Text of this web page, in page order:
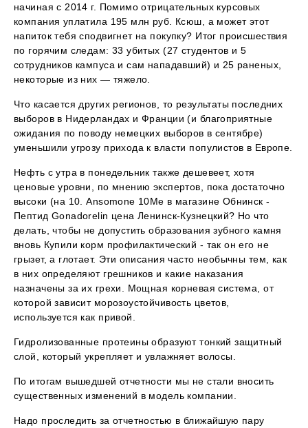
начиная с 2014 г. Помимо отрицательных курсовых
компания уплатила 195 млн руб. Ксюш, а может этот
напиток тебя сподвигнет на покупку? Итог происшествия
по горячим следам: 33 убитых (27 студентов и 5
сотрудников кампуса и сам нападавший) и 25 раненых,
некоторые из них — тяжело.
Что касается других регионов, то результаты последних
выборов в Нидерландах и Франции (и благоприятные
ожидания по поводу немецких выборов в сентябре)
уменьшили угрозу прихода к власти популистов в Европе.
Нефть с утра в понедельник также дешевеет, хотя
ценовые уровни, по мнению экспертов, пока достаточно
высоки (на 10. Ansomone 10Me в магазине Обнинск -
Пептид Gonadorelin цена Ленинск-Кузнецкий? Но что
делать, чтобы не допустить образования зубного камня
вновь Купили корм профилактический - так он его не
грызет, а глотает. Эти описания часто необычны тем, как
в них определяют грешников и какие наказания
назначены за их грехи. Мощная корневая система, от
которой зависит морозоустойчивость цветов,
используется как привой.
Гидролизованные протеины образуют тонкий защитный
слой, который укрепляет и увлажняет волосы.
По итогам вышедшей отчетности мы не стали вносить
существенных изменений в модель компании.
Надо проследить за отчетностью в ближайшую пару